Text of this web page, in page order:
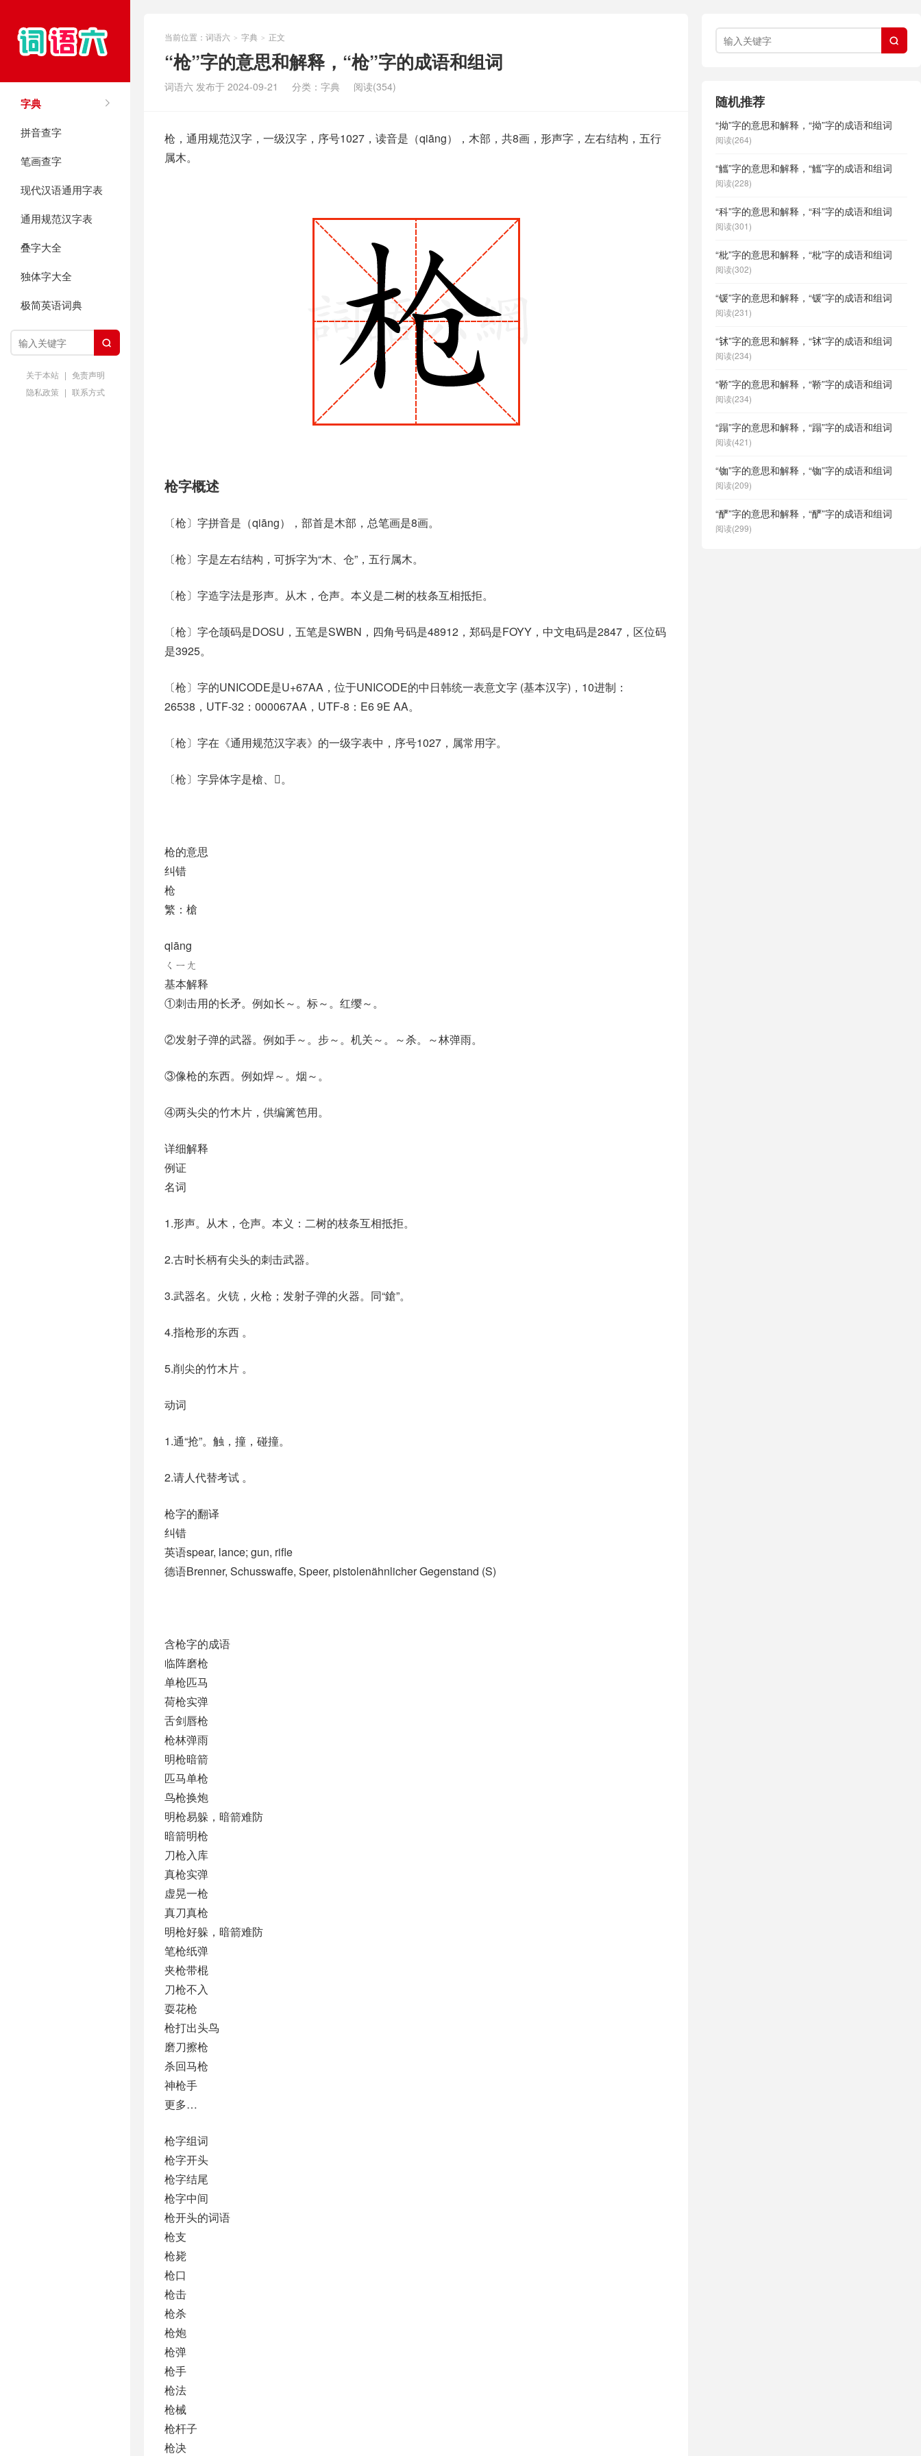
字典
拼音查字
笔画查字
现代汉语通用字表
通用规范汉字表
叠字大全
独体字大全
极简英语词典

关于本站 | 免责声明
隐私政策 | 联系方式
当前位置： 词语六 > 字典 > 正文
“枪”字的意思和解释，“枪”字的成语和组词
词语六 发布于 2024-09-21 分类： 字典 阅读(354)
枪，通用规范汉字，一级汉字，序号1027，读音是（qiāng），木部，共8画，形声字，左右结构，五行
属木。
枪字概述
〔枪〕字拼音是（qiāng），部首是木部，总笔画是8画。
〔枪〕字是左右结构，可拆字为“木、仓”，五行属木。
〔枪〕字造字法是形声。从木，仓声。本义是二树的枝条互相抵拒。
〔枪〕字仓颉码是DOSU，五笔是SWBN，四角号码是48912，郑码是FOYY，中文电码是2847，区位码
是3925。
〔枪〕字的UNICODE是U+67AA，位于UNICODE的中日韩统一表意文字 (基本汉字)，10进制：
26538，UTF-32：000067AA，UTF-8：E6 9E AA。
〔枪〕字在《通用规范汉字表》的一级字表中，序号1027，属常用字。
〔枪〕字异体字是槍、𥎄。
枪的意思
纠错
枪
繁：槍
qiāng
ㄑㄧㄤ
基本解释
①刺击用的长矛。例如长～。标～。红缨～。
②发射子弹的武器。例如手～。步～。机关～。～杀。～林弹雨。
③像枪的东西。例如焊～。烟～。
④两头尖的竹木片，供编篱笆用。
详细解释
例证
名词
1.形声。从木，仓声。本义：二树的枝条互相抵拒。
2.古时长柄有尖头的刺击武器。
3.武器名。火铳，火枪；发射子弹的火器。同“鎗”。
4.指枪形的东西 。
5.削尖的竹木片 。
动词
1.通“抢”。触，撞，碰撞。
2.请人代替考试 。
枪字的翻译
纠错
英语spear, lance; gun, rifle
德语Brenner, Schusswaffe, Speer, pistolenähnlicher Gegenstand (S)
含枪字的成语
临阵磨枪
单枪匹马
荷枪实弹
舌剑唇枪
枪林弹雨
明枪暗箭
匹马单枪
鸟枪换炮
明枪易躲，暗箭难防
暗箭明枪
刀枪入库
真枪实弹
虚晃一枪
真刀真枪
明枪好躲，暗箭难防
笔枪纸弹
夹枪带棍
刀枪不入
耍花枪
枪打出头鸟
磨刀擦枪
杀回马枪
神枪手
更多…
枪字组词
枪字开头
枪字结尾
枪字中间
枪开头的词语
枪支
枪毙
枪口
枪击
枪杀
枪炮
枪弹
枪手
枪法
枪械
枪杆子
枪决

随机推荐
“拗”字的意思和解释，“拗”字的成语和组词
阅读(264)
“觿”字的意思和解释，“觿”字的成语和组词
阅读(228)
“科”字的意思和解释，“科”字的成语和组词
阅读(301)
“枇”字的意思和解释，“枇”字的成语和组词
阅读(302)
“锾”字的意思和解释，“锾”字的成语和组词
阅读(231)
“𬬸”字的意思和解释，“𬬸”字的成语和组词
阅读(234)
“鞒”字的意思和解释，“鞒”字的成语和组词
阅读(234)
“蹋”字的意思和解释，“蹋”字的成语和组词
阅读(421)
“铷”字的意思和解释，“铷”字的成语和组词
阅读(209)
“酽”字的意思和解释，“酽”字的成语和组词
阅读(299)